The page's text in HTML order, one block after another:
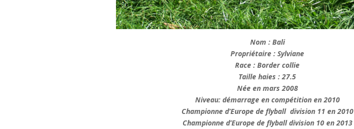
Nom : Bali
Propriétaire : Sylviane
Race : Border collie
Taille haies : 27.5
Née en mars 2008
Niveau: démarrage en compétition en 2010
Championne d’Europe de flyball division 11 en 2010
Championne d’Europe de flyball division 10 en 2013